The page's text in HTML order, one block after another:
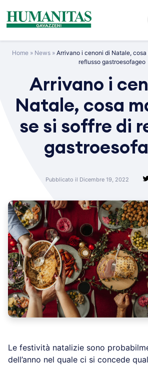
content
Home » News » Arrivano i cenoni di Natale,
reflusso gastroesofageo
Arrivano i
Natale, cosa
se si soffre di
Pubblicato il Dicembre 19, 2022
Le festività natalizie sono
dell’anno nel quale ci si concede